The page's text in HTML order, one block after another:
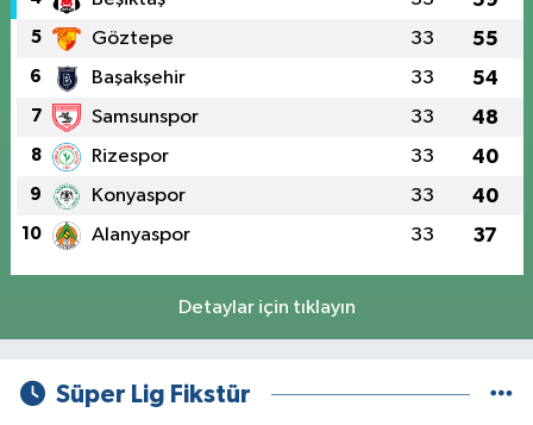
5 Göztepe 33 55
6 Başakşehir 33 54
7 Samsunspor 33 48
8 Rizespor 33 40
9 Konyaspor 33 40
10 Alanyaspor 33 37
Detaylar için tıklayın
Süper Lig Fikstür